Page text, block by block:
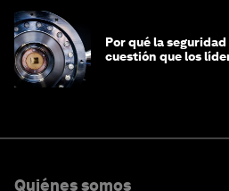
Por qué la
cuestión que los
Quiénes somos